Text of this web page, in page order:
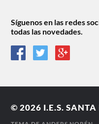
Síguenos en las redes
todas las novedades.
© 2026 I.E.S.